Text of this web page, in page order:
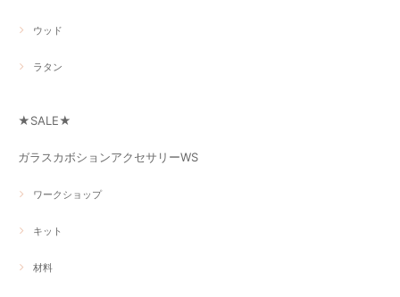
ウッド
ラタン
★SALE★
ガラスカボションアクセサリーWS
ワークショップ
キット
材料